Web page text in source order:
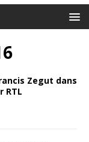
Zegut dans
RTL